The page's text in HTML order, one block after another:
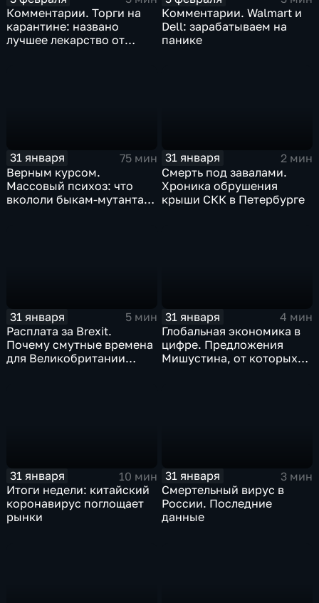
Комментарии. Торги на
карантине: названо
лучшее лекарство от
Комментарии. Walmart и
Dell: зарабатываем на
панике
31 января
75 мин
Верным курсом.
Массовый психоз: что
вкололи быкам-мутантам,
31 января
2 мин
Смерть под завалами.
Хроника обрушения
крыши СКК в Петербурге
31 января
5 мин
Расплата за Brexit.
Почему смутные времена
для Великобритании
31 января
4 мин
Глобальная экономика в
цифре. Предложения
Мишустина, от которых
31 января
10 мин
Итоги недели: китайский
коронавирус поглощает
рынки
31 января
3 мин
Смертельный вирус в
России. Последние
данные